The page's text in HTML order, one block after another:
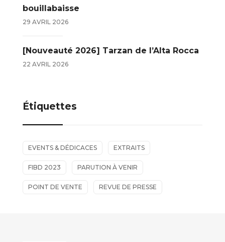
bouillabaisse
29 AVRIL 2026
[Nouveauté 2026] Tarzan de l’Alta Rocca
22 AVRIL 2026
Étiquettes
EVENTS & DÉDICACES EXTRAITS
FIBD 2023 PARUTION À VENIR
POINT DE VENTE REVUE DE PRESSE